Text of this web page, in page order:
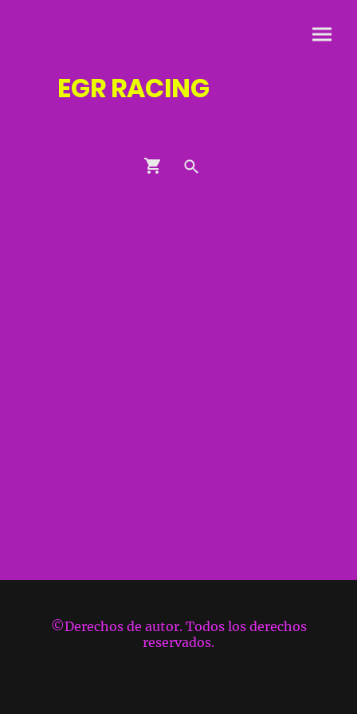
EGRRACING
©Derechos de autor. Todos los derechos
reservados.